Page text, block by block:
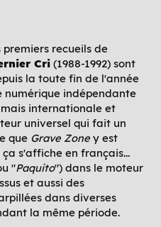
premiers recueils de
Cri (1988-1992) sont
la toute fin de l'année
numérique indépendante
mais internationale et
universel qui fait un
que Grave Zoney est
s'affiche en français...
"Paquito") dans le moteur
et aussi des
dans diverses
la même période.